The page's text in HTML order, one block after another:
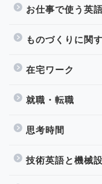
お仕事で使う英
ものづくりに関
在宅ワーク
就職・転職
思考時間
技術英語と機械